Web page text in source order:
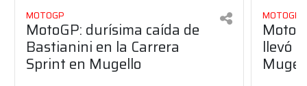
MOTOGP
MotoGP: durísima caída de
Bastianini en la Carrera
Sprint en Mugello
MOTOGP
llevó